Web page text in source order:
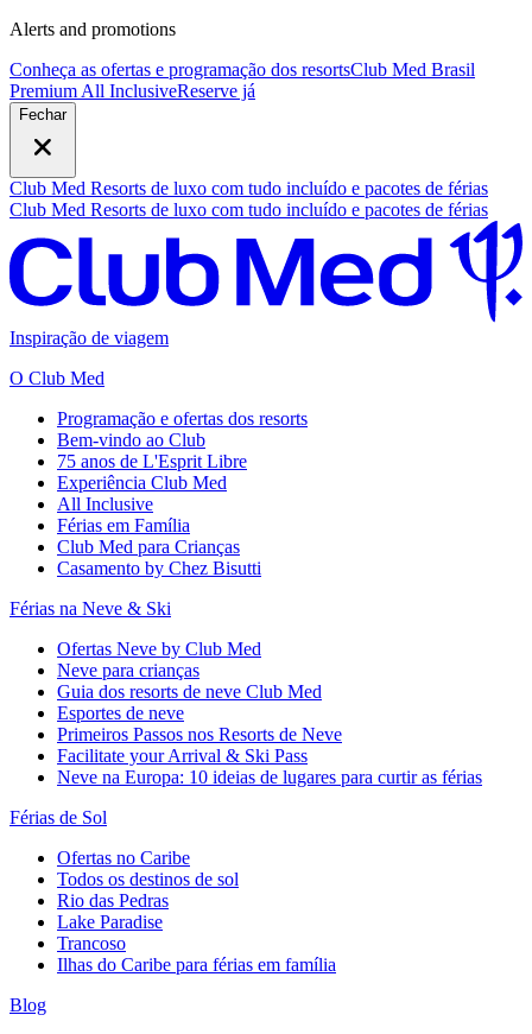
Alerts and promotions
Conheça as ofertas e programação dos resortsClub Med Brasil
Premium All InclusiveReserve já
Fechar
Club Med Resorts de luxo com tudo incluído e pacotes de férias
Club Med Resorts de luxo com tudo incluído e pacotes de férias
Inspiração de viagem
O Club Med
Programação e ofertas dos resorts
Bem-vindo ao Club
75 anos de L'Esprit Libre
Experiência Club Med
All Inclusive
Férias em Família
Club Med para Crianças
Casamento by Chez Bisutti
Férias na Neve & Ski
Ofertas Neve by Club Med
Neve para crianças
Guia dos resorts de neve Club Med
Esportes de neve
Primeiros Passos nos Resorts de Neve
Facilitate your Arrival & Ski Pass
Neve na Europa: 10 ideias de lugares para curtir as férias
Férias de Sol
Ofertas no Caribe
Todos os destinos de sol
Rio das Pedras
Lake Paradise
Trancoso
Ilhas do Caribe para férias em família
Blog